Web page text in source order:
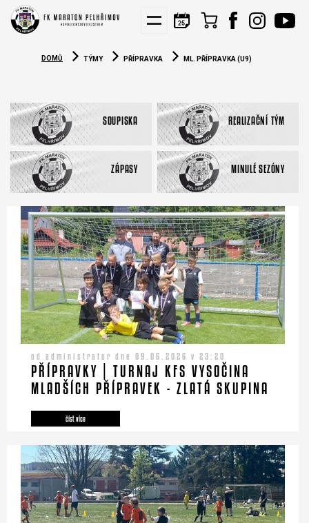
NÁBORY
PARTNEŘI
DOMŮ TÝMY PŘÍPRAVKA ML. PŘÍPRAVKA (U9)
SOUPISKA REALIZAČNÍ TÝM
ZÁPASY MINULÉ SEZÓNY
od administrator dne 09.06.2026 v 23:20
PŘÍPRAVKY | TURNAJ KFS VYSOČINA
MLADŠÍCH PŘÍPRAVEK - ZLATÁ SKUPINA
číst více